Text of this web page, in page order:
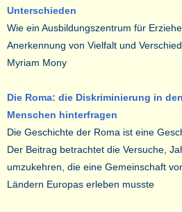
Unterschieden
Wie ein Ausbildungszentrum für
Anerkennung von Vielfalt und
Myriam Mony
Die Roma: die Diskriminierung in
Menschen hinterfragen
Die Geschichte der Roma ist eine
Der Beitrag betrachtet die Versuche,
umzukehren, die eine Gemeinschaft
Ländern Europas erleben musste